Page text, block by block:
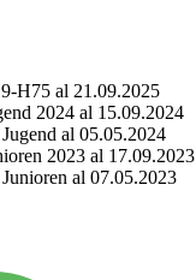
H75 al 21.09.2025
2024 al 15.09.2024
al 05.05.2024
2023 al 17.09.2023
al 07.05.2023